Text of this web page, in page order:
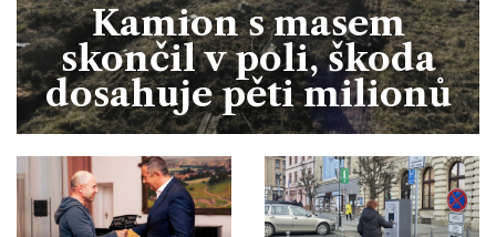
Kamion s masem
skončil v poli, škoda
dosahuje pěti milionů